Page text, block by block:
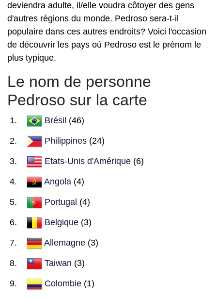
deviendra adulte, il/elle voudra côtoyer des gens
d'autres régions du monde. Pedroso sera-t-il
populaire dans ces autres endroits? Voici l'occasion
de découvrir les pays où Pedroso est le prénom le
plus typique.
Le nom de personne
Pedroso sur la carte
Brésil (46)
Philippines (24)
Etats-Unis d'Amérique (6)
Angola (4)
Portugal (4)
Belgique (3)
Allemagne (3)
Taiwan (3)
Colombie (1)